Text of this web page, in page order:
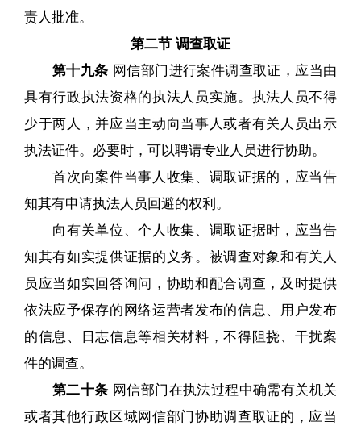
责人批准。
第二节 调查取证
第十九条 网信部门进行案件调查取证，应当由
具有行政执法资格的执法人员实施。执法人员不得
少于两人，并应当主动向当事人或者有关人员出示
执法证件。必要时，可以聘请专业人员进行协助。
首次向案件当事人收集、调取证据的，应当告
知其有申请执法人员回避的权利。
向有关单位、个人收集、调取证据时，应当告
知其有如实提供证据的义务。被调查对象和有关人
员应当如实回答询问，协助和配合调查，及时提供
依法应予保存的网络运营者发布的信息、用户发布
的信息、日志信息等相关材料，不得阻挠、干扰案
件的调查。
第二十条 网信部门在执法过程中确需有关机关
或者其他行政区域网信部门协助调查取证的，应当